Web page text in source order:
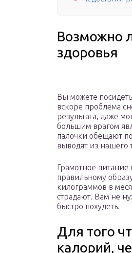
Возможно
здоровья
Вы можете
вскоре проблема
результата, даже
большим врагом
палочки обещают
выводят из нашего
Грамотное
правильному
килограммов в
страдают. Вам не
быстро похудеть.
Для того
калорий,